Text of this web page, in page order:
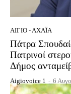
ΑΊΓΙΟ - ΑΧΑΪ́Α
Πάτρα
Πατρινοί
Δήμος
Aigiovoice 1 - 6